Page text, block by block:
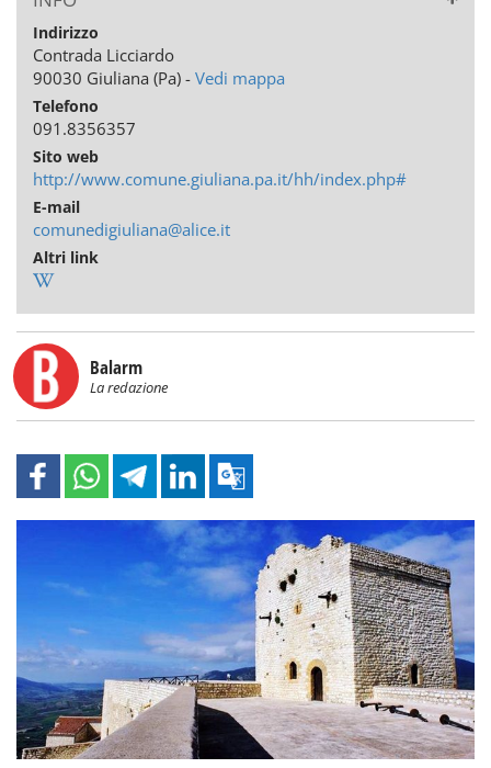
Indirizzo
Contrada Licciardo
90030 Giuliana (Pa) - Vedi mappa
Telefono
091.8356357
Sito web
http://www.comune.giuliana.pa.it/hh/index.php#
E-mail
comunedigiuliana@alice.it
Altri link
Balarm
La redazione